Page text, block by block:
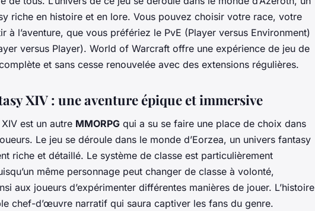
riche en histoire et en lore. Vous pouvez choisir votre race, votre
à l’aventure, que vous préfériez le PvE (Player versus Environment)
versus Player). World of Warcraft offre une expérience de jeu de
et sans cesse renouvelée avec des extensions régulières.
XIV : une aventure épique et immersive
est un autre MMORPG qui a su se faire une place de choix dans
Le jeu se déroule dans le monde d’Eorzea, un univers fantasy
riche et détaillé. Le système de classe est particulièrement
même personnage peut changer de classe à volonté,
aux joueurs d’expérimenter différentes manières de jouer. L’histoire
chef-d’œuvre narratif qui saura captiver les fans du genre.